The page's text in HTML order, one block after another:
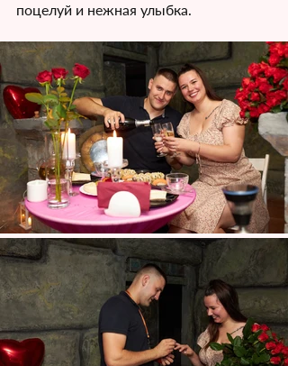
поцелуй и нежная улыбка.